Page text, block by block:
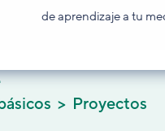
de aprendizaje a tu
Proyectos